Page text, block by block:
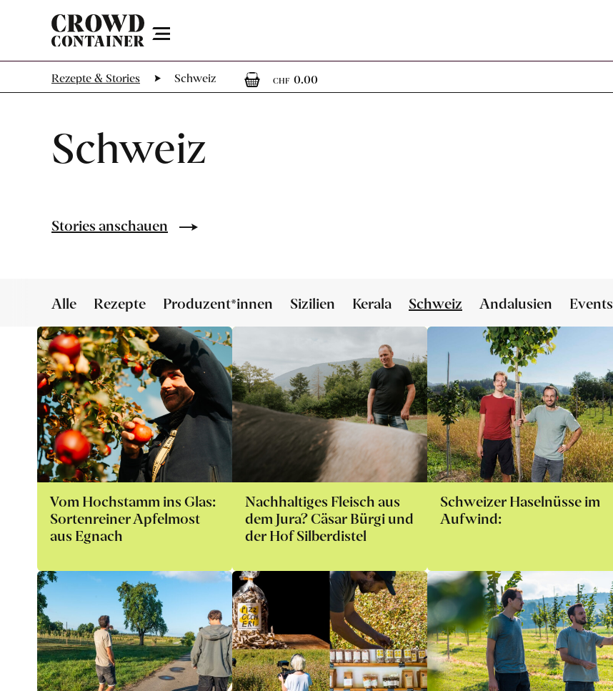
Menu
Rezepte & Stories Schweiz
CHF 0.000 Artikel im Warenkorb
Schweiz
Stories anschauen
Alle Rezepte Produzent*innen Sizilien Kerala Schweiz Andalusien Events
Vom Hochstamm ins Glas:
Sortenreiner Apfelmost
aus Egnach
Nachhaltiges Fleisch aus
dem Jura? Cäsar Bürgi und
der Hof Silberdistel
Schweizer Haselnüsse im
Aufwind: